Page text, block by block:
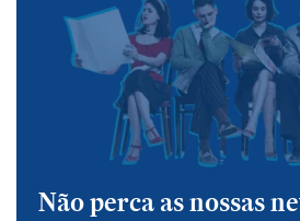
Não perca as nossas